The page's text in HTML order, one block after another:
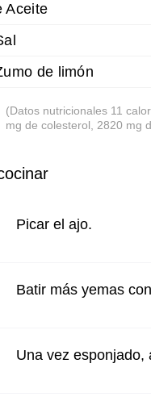
Aceite
de limón
(Datos nutricionales 11
mg de colesterol, 2820 mg
Picar el ajo.
Batir más yemas
Una vez esponjado,